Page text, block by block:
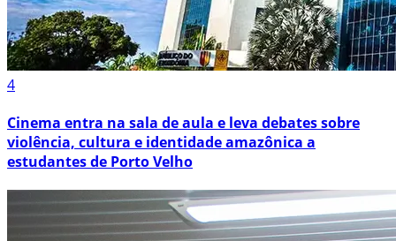
4
Cinema entra na sala de aula e leva debates sobre
violência, cultura e identidade amazônica a
estudantes de Porto Velho